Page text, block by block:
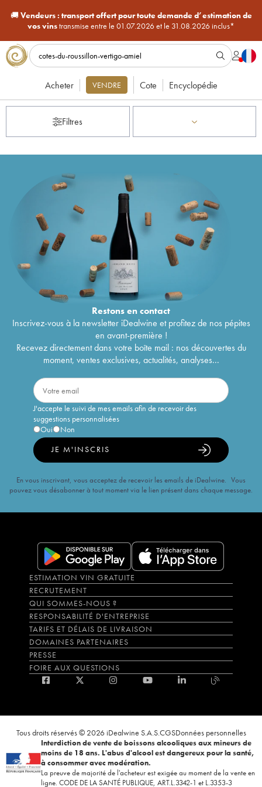
🚚Vendeurs : transport offert pour toute demande d’estimation de
vos vinstransmise entre le 01.07.2026 et le 31.08.2026 inclus*
Acheter VENDRE Cote Encyclopédie
Filtres
Restons encontact
Inscrivez-vous à la newsletter iDealwine et profitez de nos pépites
en avant-première !
Recevez directement dans votre boîte mail : nos découvertes du
moment, ventes exclusives, actualités, analyses...
J'accepte le suivi de mes emails afin de recevoir des
suggestions personnalisées
Oui
Non
JE M'INSCRIS
En vous inscrivant, vous acceptez de recevoir les emails de iDealwine. Vous
pouvez vous désabonner à tout moment via le lien présent dans chaque message.
ESTIMATION VIN GRATUITE
RECRUTEMENT
QUI SOMMES-NOUS ?
RESPONSABILITÉ D'ENTREPRISE
TARIFS ET DÉLAIS DE LIVRAISON
DOMAINES PARTENAIRES
PRESSE
FOIRE AUX QUESTIONS
Tous droits réservés © 2026 iDealwine S.A.S.CGSDonnées personnelles
Interdiction de vente de boissons alcooliques aux mineurs de
moins de 18 ans. L'abus d'alcool est dangereux pour la santé,
à consommer avec modération.
La preuve de majorité de l'acheteur est exigée au moment de la vente en
ligne. CODE DE LA SANTÉ PUBLIQUE, ART.L.3342-1 et L.3353-3